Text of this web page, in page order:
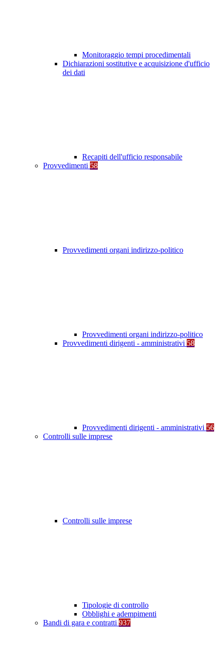
Monitoraggio tempi procedimentali
Dichiarazioni sostitutive e acquisizione d'ufficio
dei dati
Recapiti dell'ufficio responsabile
Provvedimenti 58
Provvedimenti organi indirizzo-politico
Provvedimenti organi indirizzo-politico
Provvedimenti dirigenti - amministrativi 58
Provvedimenti dirigenti - amministrativi 56
Controlli sulle imprese
Controlli sulle imprese
Tipologie di controllo
Obblighi e adempimenti
Bandi di gara e contratti 937